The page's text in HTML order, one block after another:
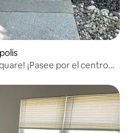
¡Pasee por el centro